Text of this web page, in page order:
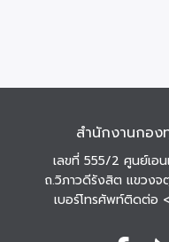
สำนักงานกอง
เลขที่ 555/2 ศูนย์เอน
ถ.วิภาวดีรังสิต แขวงจ
เบอร์โทรศัพท์ติดต่อ